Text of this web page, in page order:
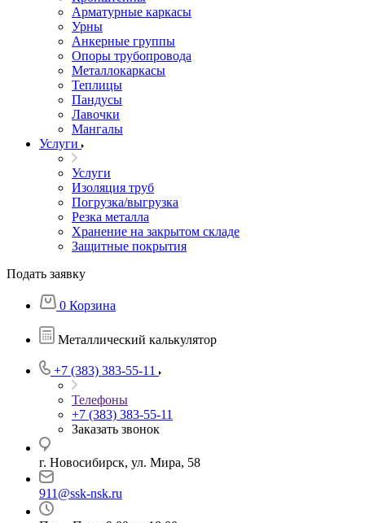
Арматурные каркасы
Урны
Анкерные группы
Опоры трубопровода
Металлокаркасы
Теплицы
Пандусы
Лавочки
Мангалы
Услуги
Услуги
Изоляция труб
Погрузка/выгрузка
Резка металла
Хранение на закрытом складе
Защитные покрытия
Подать заявку
0 Корзина
Металлический калькулятор
+7 (383) 383-55-11
Телефоны
+7 (383) 383-55-11
Заказать звонок
г. Новосибирск, ул. Мира, 58
911@ssk-nsk.ru